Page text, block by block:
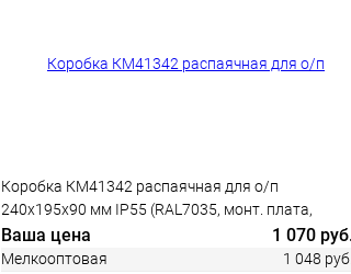
Коробка КМ41342 распаячная для о/п
240х195х90 мм IP55 (RAL7035, монт. плата,
кабельные вводы 5 шт)
Ваша цена 1 070
Мелкооптовая 1 048 руб.